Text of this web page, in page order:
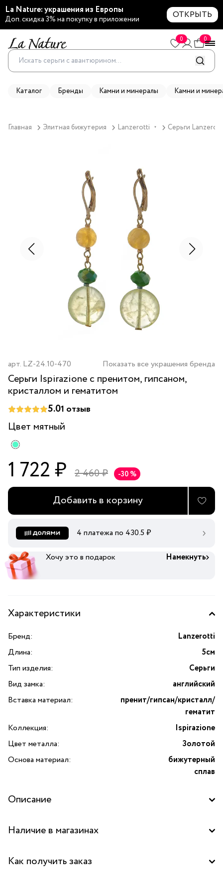
La Nature: украшения из Европы
Доп. скидка 3% на покупку в приложении ОТКРЫТЬ
0 0
Каталог Бренды Камни и минералы Камни и
Главная Элитная бижутерия Lanzerotti ▼ Серьги
арт. LZ-24.10-470 Показать все украшения бренда
Серьги Ispirazione с пренитом, гипсаном,
кристаллом и гематитом
5.01 отзыв
Цвет мятный
1 722 ₽ 2 460 ₽ -30 %
Добавить в корзину
4 платежа по 430.5 ₽
Хочу это в подарок Намекнуть
Характеристики
Бренд:
Lanzerotti
Длина:
5см
Тип изделия:
Серьги
Вид замка:
английский
Вставка материал:
пренит/гипсан/кристалл/
гематит
Коллекция:
Ispirazione
Цвет металла:
Золотой
Основа материал:
бижутерный
сплав
Описание
с серьгами Ispirazione от бренда Lanzerotti. Эти
нотку роскоши и элегантности. Каждый элемент этих
Наличие в магазинах
Бутик "La Nature" в ТЦ "Таганский пассаж", Москва
Как получить заказ